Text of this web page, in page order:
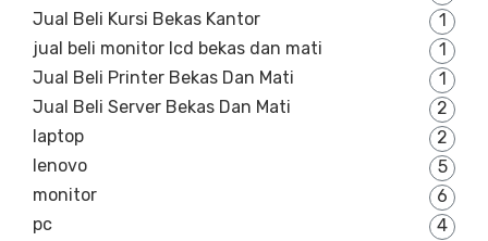
Jual Beli Kursi Bekas Kantor
1
jual beli monitor lcd bekas dan mati
1
Jual Beli Printer Bekas Dan Mati
1
Jual Beli Server Bekas Dan Mati
2
laptop
2
lenovo
5
monitor
6
pc
4